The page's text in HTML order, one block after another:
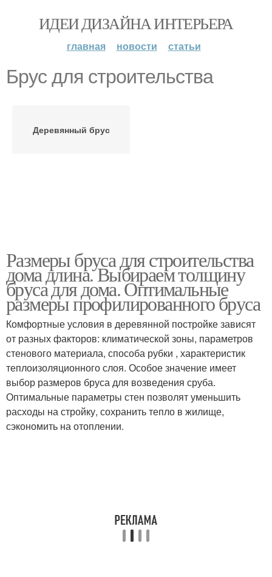
ИДЕИ ДИЗАЙНА ИНТЕРЬЕРА
главная новости статьи
Брус для строительства
Деревянный брус
Размеры бруса для строительства
дома длина. Выбираем толщину
бруса для дома. Оптимальные
размеры профилированного бруса
Комфортные условия в деревянной постройке зависят
от разных факторов: климатической зоны, параметров
стенового материала, способа рубки , характеристик
теплоизоляционного слоя. Особое значение имеет
выбор размеров бруса для возведения сруба.
Оптимальные параметры стен позволят уменьшить
расходы на стройку, сохранить тепло в жилище,
сэкономить на отоплении.